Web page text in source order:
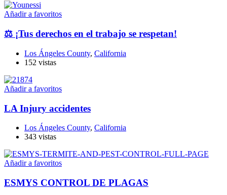
Añadir a favoritos
⚖️ ¡Tus derechos en el trabajo se respetan!
Los Ángeles County, California
152 vistas
Añadir a favoritos
LA Injury accidentes
Los Ángeles County, California
343 vistas
Añadir a favoritos
ESMYS CONTROL DE PLAGAS